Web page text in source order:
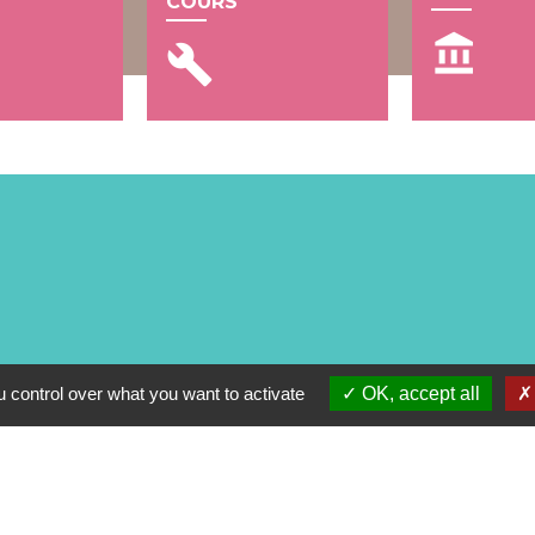
build account_balance
over what you want to activate OK, accept all